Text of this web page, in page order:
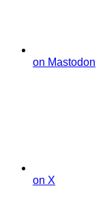
on Mastodon
on X